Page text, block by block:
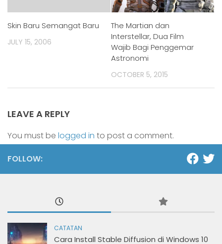
Skin Baru Semangat Baru
JULY 15, 2006
The Martian dan
Interstellar, Dua Film
Wajib Bagi Penggemar
Astronomi
OCTOBER 5, 2015
LEAVE A REPLY
You must be logged in to post a comment.
FOLLOW:
CATATAN
Cara Install Stable Diffusion di Windows 10